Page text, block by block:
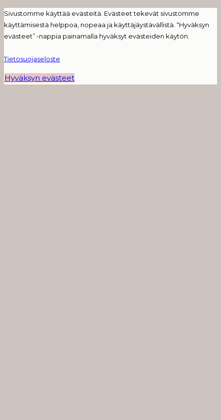
Sivustomme käyttää evästeitä. Evästeet tekevät sivustomme
käyttämisestä helppoa, nopeaa ja käyttäjäystävällistä. “Hyväksyn
evästeet” -nappia painamalla hyväksyt evästeiden käytön.
Tietosuojaseloste
Hyväksyn evästeet